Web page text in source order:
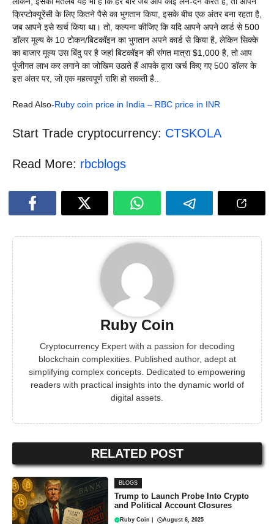
क्रिप्टोक्यूरेंसी के लिए कितने पैसे का भुगतान किया, इसके बीच एक अंतर बना रहता है,
जब आपने इसे खर्च किया था। तो, कल्पना कीजिए कि यदि आपने अपने कार्ड से 500
डॉलर मूल्य के 10 टोकन/बिटकॉइन का भुगतान अपने कार्ड से किया है, लेकिन सिक्के
का बाजार मूल्य उस बिंदु पर है जहां बिटकॉइन की संगत मात्रा $1,000 है, तो आप
पूंजीगत लाभ कर लगाने का जोखिम उठाते हैं आपके द्वारा खर्च किए गए 500 डॉलर के
इस अंतर पर, जो एक महत्वपूर्ण राशि हो सकती है..
Read Also-Ruby coin price in India – RBC price in INR
Start Trade cryptocurrency: CTSKOLA
Read More: rbcblogs
Ruby Coin
Cryptocurrency Expert with a passion for decoding
blockchain complexities. Published author, adept at
simplifying complex concepts. Dedicated to empowering
readers with practical insights into the dynamic world of
digital assets.
RELATED POST
BLOGS
Trump to Launch Probe Into Crypto
and Political Account Closures
Ruby Coin August 6, 2025